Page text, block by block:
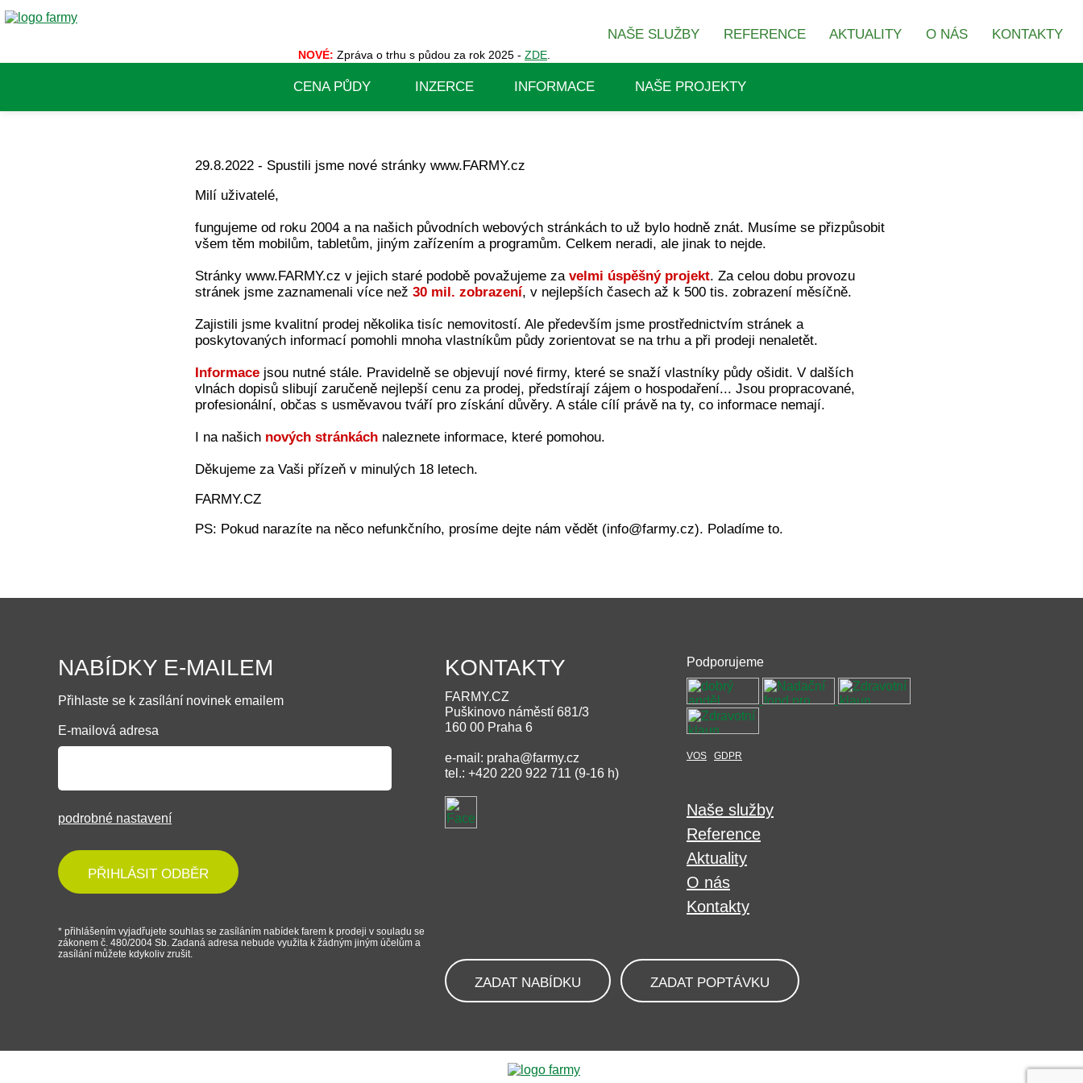
NAŠE SLUŽBY REFERENCE AKTUALITY O NÁS KONTAKTY
NOVÉ: Zpráva o trhu s půdou za rok 2025 - ZDE
CENA PŮDY INZERCE INFORMACE NAŠE PROJEKTY
29.8.2022 - Spustili jsme nové stránky www.FARMY.cz
Milí uživatelé,
fungujeme od roku 2004 a na našich původních webových stránkách to už bylo hodně znát. Musíme se přizpůsobit
všem těm mobilům, tabletům, jiným zařízením a programům. Celkem neradi, ale jinak to nejde.
Stránky www.FARMY.cz v jejich staré podobě považujeme zavelmi úspěšný projekt. Za celou dobu provozu
stránek jsme zaznamenali více než30 mil. zobrazení, v nejlepších časech až k 500 tis. zobrazení měsíčně.
Zajistili jsme kvalitní prodej několika tisíc nemovitostí. Ale především jsme prostřednictvím stránek a
poskytovaných informací pomohli mnoha vlastníkům půdy zorientovat se na trhu a při prodeji nenaletět.
Informace jsou nutné stále. Pravidelně se objevují nové firmy, které se snaží vlastníky půdy ošidit. V dalších
vlnách dopisů slibují zaručeně nejlepší cenu za prodej, předstírají zájem o hospodaření... Jsou propracované,
profesionální, občas s usměvavou tváří pro získání důvěry. A stále cílí právě na ty, co informace nemají.
I na našich nových stránkách naleznete informace, které pomohou.
Děkujeme za Vaši přízeň v minulých 18 letech.
FARMY.CZ
PS: Pokud narazíte na něco nefunkčního, prosíme dejte nám vědět (info@farmy.cz). Poladíme to.
NABÍDKY E-MAILEM
Přihlaste se k zasílání novinek emailem
E-mailová adresa
podrobné nastavení
PŘIHLÁSIT ODBĚR
* přihlášením vyjadřujete souhlas se zasíláním nabídek farem k prodeji v souladu se
zákonem č. 480/2004 Sb. Zadaná adresa nebude využita k žádným jiným účelům a
zasílání můžete kdykoliv zrušit.
KONTAKTY
FARMY.CZ
Puškinovo náměstí 681/3
160 00 Praha 6
e-mail: praha@farmy.cz
tel.: +420 220 922 711 (9-16 h)
Podporujeme
VOS GDPR
Naše služby
Reference
Aktuality
O nás
Kontakty
ZADAT NABÍDKU ZADAT POPTÁVKU